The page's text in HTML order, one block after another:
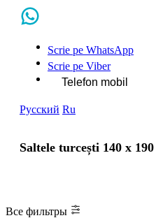
Scrie pe WhatsApp
Scrie pe Viber
Telefon mobil
Русский Ru
Saltele turcești 140 x
Все фильтры